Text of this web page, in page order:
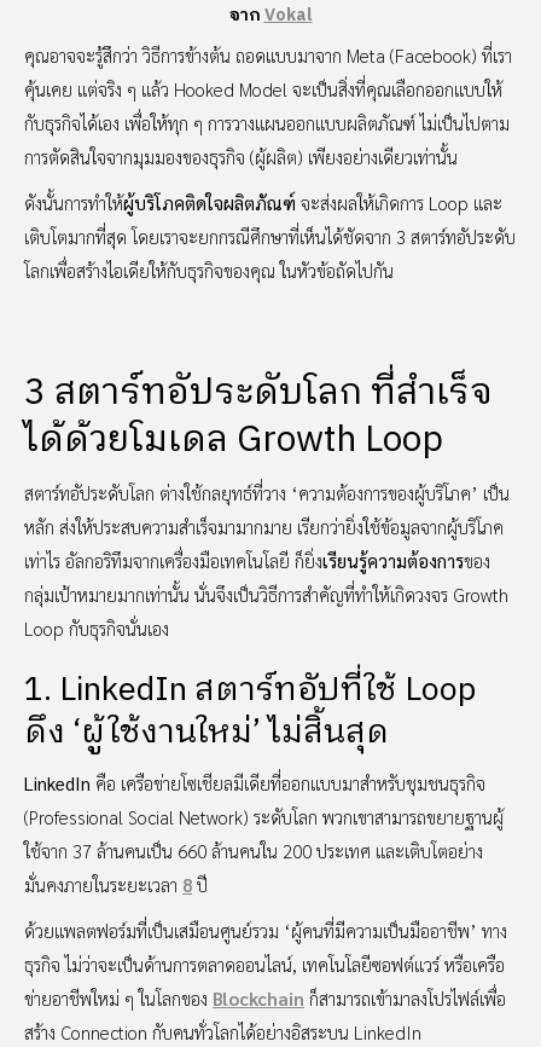
จากVokal
คุณอาจจะรู้สึกว่า วิธีการข้างต้น ถอดแบบมาจาก Meta (Facebook) ที่เรา
คุ้นเคย แต่จริง ๆ แล้ว Hooked Model จะเป็นสิ่งที่คุณเลือกออกแบบให้
กับธุรกิจได้เอง เพื่อให้ทุก ๆ การวางแผนออกแบบผลิตภัณฑ์ ไม่เป็นไปตาม
การตัดสินใจจากมุมมองของธุรกิจ (ผู้ผลิต) เพียงอย่างเดียวเท่านั้น
ดังนั้นการทำให้ผู้บริโภคติดใจผลิตภัณฑ์ จะส่งผลให้เกิดการ Loop และ
เติบโตมากที่สุด โดยเราจะยกกรณีศึกษาที่เห็นได้ชัดจาก 3 สตาร์ทอัประดับ
โลกเพื่อสร้างไอเดียให้กับธุรกิจของคุณ ในหัวข้อถัดไปกัน
3 สตาร์ทอัประดับโลก ที่สำเร็จ
ได้ด้วยโมเดล Growth Loop
สตาร์ทอัประดับโลก ต่างใช้กลยุทธ์ที่วาง ‘ความต้องการของผู้บริโภค’ เป็น
หลัก ส่งให้ประสบความสำเร็จมามากมาย เรียกว่ายิ่งใช้ข้อมูลจากผู้บริโภค
เท่าไร อัลกอริทึมจากเครื่องมือเทคโนโลยี ก็ยิ่งเรียนรู้ความต้องการของ
กลุ่มเป้าหมายมากเท่านั้น นั่นจึงเป็นวิธีการสำคัญที่ทำให้เกิดวงจร Growth
Loop กับธุรกิจนั่นเอง
1. LinkedIn สตาร์ทอัปที่ใช้ Loop
ดึง ‘ผู้ใช้งานใหม่’ ไม่สิ้นสุด
LinkedIn คือ เครือข่ายโซเชียลมีเดียที่ออกแบบมาสำหรับชุมชนธุรกิจ
(Professional Social Network) ระดับโลก พวกเขาสามารถขยายฐานผู้
ใช้จาก 37 ล้านคนเป็น 660 ล้านคนใน 200 ประเทศ และเติบโตอย่าง
มั่นคงภายในระยะเวลา 8 ปี
ด้วยแพลตฟอร์มที่เป็นเสมือนศูนย์รวม ‘ผู้คนที่มีความเป็นมืออาชีพ’ ทาง
ธุรกิจ ไม่ว่าจะเป็นด้านการตลาดออนไลน์, เทคโนโลยีซอฟต์แวร์ หรือเครือ
ข่ายอาชีพใหม่ ๆ ในโลกของ Blockchain ก็สามารถเข้ามาลงโปรไฟล์เพื่อ
สร้าง Connection กับคนทั่วโลกได้อย่างอิสระบน LinkedIn